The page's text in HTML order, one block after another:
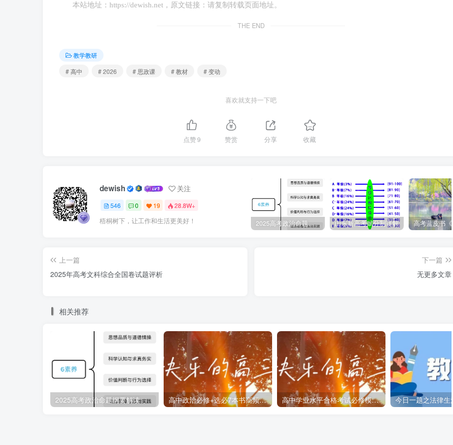
材料三 全球应对粮食危机网络2024年发布的报告称，2023年，全球共有59个国家和地区的近 2.82亿人面临
第五课 中国的外交
第48页 构建人类命运共同体思想→构建人类命运共同体理念
第55页 【探究三】 倒数第二段更新为2023年10月第三届“一带一路”国际合作高峰论坛的材料 改为
2023年10月，习近平在第三届“一带一路”国际合作高峰论坛开幕式上指出，“一带一路”合作从亚欧大陆延伸
到非洲和拉美，150多个国家、30多个国际组织签署共建“一带一路”合作文件，举办3届“一带一路”国际合作高峰
了各国商品、资金、技术、人员的大流通，推动绵亘千年的古丝绸之路在新时代焕发新活力。
第七课 经济全球化化与中国
第75页 相关链接 更新为2024年11月第七届中国国际进口博览会的材料改为
2024年11月，第七届中国国际进口博览会在上海成功举办。中国国际进口博览会，是迄今为止世界上第一
个以进口为主题的国家级展会，是国际贸易发展史上一大创举。举办中国国际进口博览会，是中国着眼于推动新
一轮高水平对外开放作出的重大决策，是中国主动向世界开放市场的重大举措，是中国推动建设开放型世界经
本站地址： https://dewish.net ，原文链接：请复制转载页面地址。
THE END
教学教研
# 高中
# 2026 # 思政课 # 教材 # 变动
喜欢就支持一下吧
点赞9 赞赏 分享 收藏
dewish 关注
546 0 19 28.8W+
梧桐树下，让工作和生活更美好！ 2025高考政治命题纲要解读 山东新高考赋分制详解
上一篇
2025年高考文科综合全国卷试题评析
下一篇
无更多文章
相关推荐
2025高考政治命题纲要解读 高中政治必修+选必7本书高频考点100问答 高中学业水平合格考试必修模块辅导资料 今日一题之法律生活